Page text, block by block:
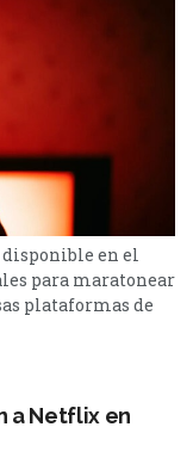
en el
para maratonear
plataformas de
los gustos: desde
conspiraciones,
regreso de...
a Netflix en